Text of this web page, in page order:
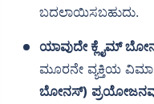
ಬದಲಾಯಿಸಬಹುದು.
ಯಾವುದೇ ಕ್ಲೈಮ್
ಮೂರನೇ ವ್ಯಕ್ತಿಯ
ಬೋನಸ್) ಪ್ರಯೋಜನವು